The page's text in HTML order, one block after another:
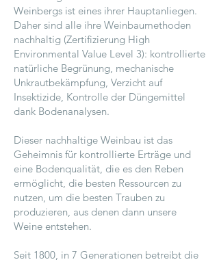
Weinbergs ist eines ihrer Hauptanliegen.
Daher sind alle ihre Weinbaumethoden
nachhaltig (Zertifizierung High
Environmental Value Level 3): kontrollierte
natürliche Begrünung, mechanische
Unkrautbekämpfung, Verzicht auf
Insektizide, Kontrolle der Düngemittel
dank Bodenanalysen.
Dieser nachhaltige Weinbau ist das
Geheimnis für kontrollierte Erträge und
eine Bodenqualität, die es den Reben
ermöglicht, die besten Ressourcen zu
nutzen, um die besten Trauben zu
produzieren, aus denen dann unsere
Weine entstehen.
Seit 1800, in 7 Generationen betreibt die